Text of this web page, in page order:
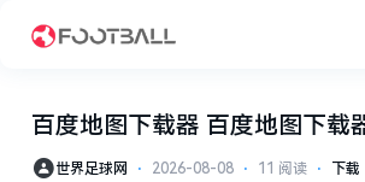
百度地图下载器 百度地图下载
世界足球网 ⋅ 2026-08-08 ⋅ 11 阅读 ⋅ 下载